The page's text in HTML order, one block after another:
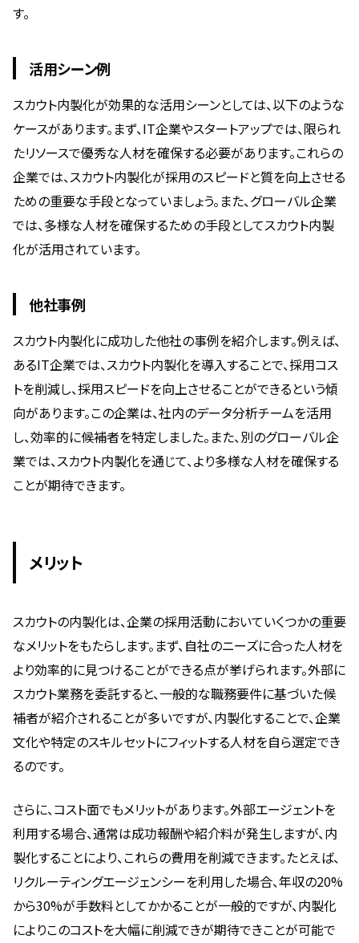
す。
活用シーン例
スカウト内製化が効果的な活用シーンとしては、以下のような
ケースがあります。まず、IT企業やスタートアップでは、限られ
たリソースで優秀な人材を確保する必要があります。これらの
企業では、スカウト内製化が採用のスピードと質を向上させる
ための重要な手段となっていましょう。また、グローバル企業
では、多様な人材を確保するための手段としてスカウト内製
化が活用されています。
他社事例
スカウト内製化に成功した他社の事例を紹介します。例えば、
あるIT企業では、スカウト内製化を導入することで、採用コス
トを削減し、採用スピードを向上させることができるという傾
向があります。この企業は、社内のデータ分析チームを活用
し、効率的に候補者を特定しました。また、別のグローバル企
業では、スカウト内製化を通じて、より多様な人材を確保する
ことが期待できます。
メリット
スカウトの内製化は、企業の採用活動においていくつかの重要
なメリットをもたらします。まず、自社のニーズに合った人材を
より効率的に見つけることができる点が挙げられます。外部に
スカウト業務を委託すると、一般的な職務要件に基づいた候
補者が紹介されることが多いですが、内製化することで、企業
文化や特定のスキルセットにフィットする人材を自ら選定でき
るのです。
さらに、コスト面でもメリットがあります。外部エージェントを
利用する場合、通常は成功報酬や紹介料が発生しますが、内
製化することにより、これらの費用を削減できます。たとえば、
リクルーティングエージェンシーを利用した場合、年収の20%
から30%が手数料としてかかることが一般的ですが、内製化
によりこのコストを大幅に削減できが期待できことが可能で